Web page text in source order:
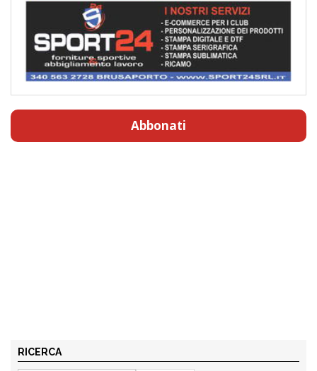
Abbonati
RICERCA